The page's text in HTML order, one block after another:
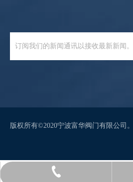
版权所有©2020宁波富华阀门有限公司。